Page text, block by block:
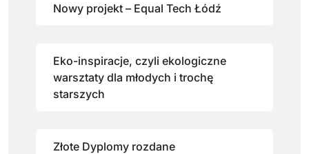
Nowy projekt – Equal Tech Łódź
Eko-inspiracje, czyli ekologiczne
warsztaty dla młodych i trochę
starszych
Złote Dyplomy rozdane